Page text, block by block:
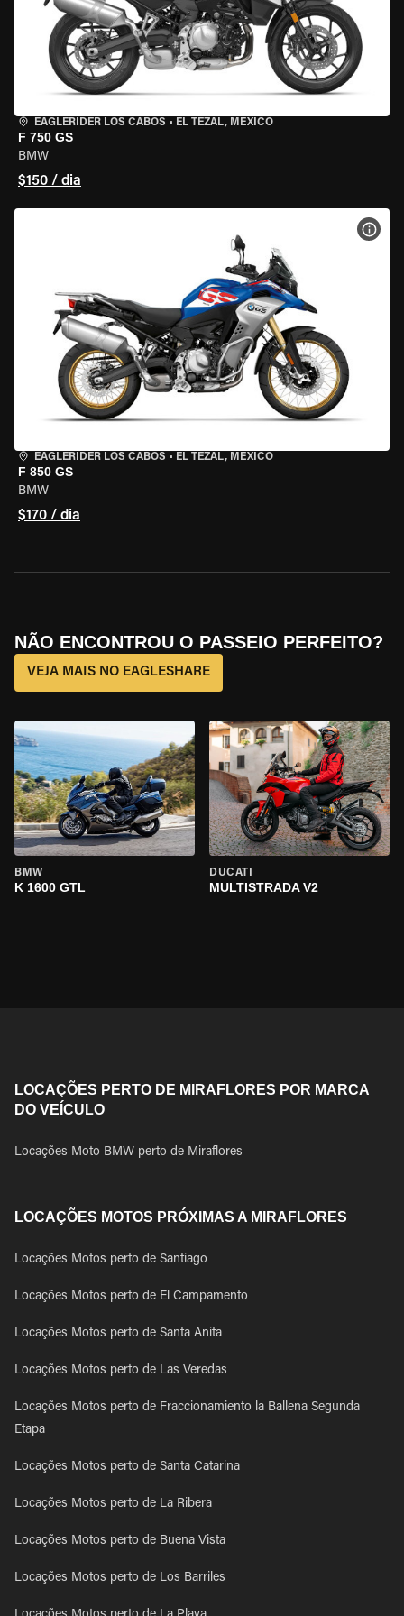
EAGLERIDER LOS CABOS • EL TEZAL, MEXICO
F 750 GS
BMW
$150 / dia
EAGLERIDER LOS CABOS • EL TEZAL, MEXICO
F 850 GS
BMW
$170 / dia
VER
NÃO ENCONTROU O PASSEIO PERFEITO?
VEJA MAIS NO EAGLESHARE
BMW
K 1600 GTL
DUCATI
MULTISTRADA V2
LOCAÇÕES PERTO DE MIRAFLORES POR MARCA
DO VEÍCULO
Locações Moto BMW perto de Miraflores
LOCAÇÕES MOTOS PRÓXIMAS A MIRAFLORES
Locações Motos perto de Santiago
Locações Motos perto de El Campamento
Locações Motos perto de Santa Anita
Locações Motos perto de Las Veredas
Locações Motos perto de Fraccionamiento la Ballena Segunda
Etapa
Locações Motos perto de Santa Catarina
Locações Motos perto de La Ribera
Locações Motos perto de Buena Vista
Locações Motos perto de Los Barriles